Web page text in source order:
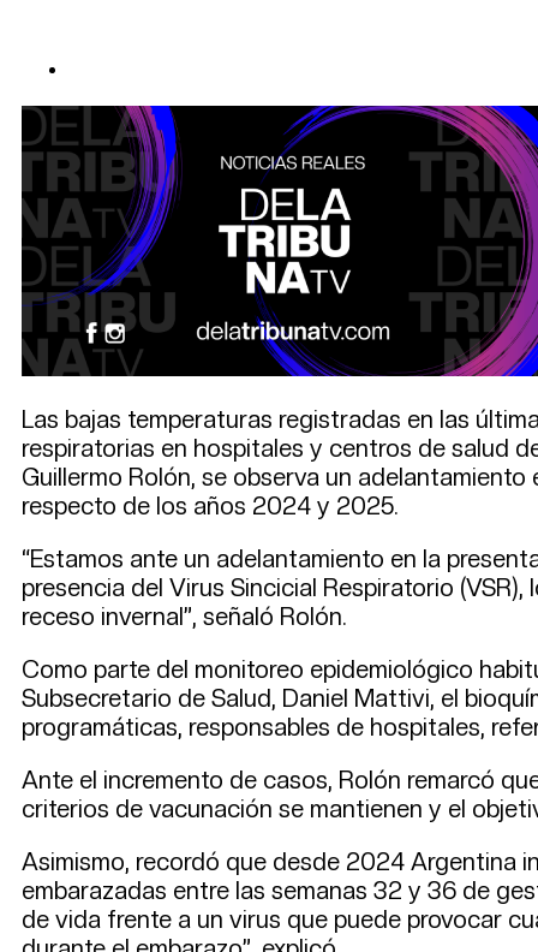
Las bajas temperaturas registradas en las
respiratorias en hospitales y centros de salud
Guillermo Rolón, se observa un
respecto de los años 2024 y 2025.
“Estamos ante un adelantamiento en la
presencia del Virus Sincicial Respiratorio
receso invernal”, señaló Rolón.
Como parte del monitoreo epidemiológico
Subsecretario de Salud, Daniel Mattivi, el
programáticas, responsables de hospitales,
Ante el incremento de casos, Rolón remarcó
criterios de vacunación se mantienen y el
Asimismo, recordó que desde 2024 Argentina
embarazadas entre las semanas 32 y 36 de
de vida frente a un virus que puede provocar